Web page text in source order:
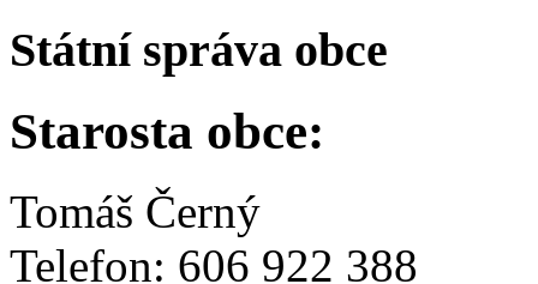
Státní správa obce
Starosta obce:
Tomáš Černý
Telefon: 606 922 388